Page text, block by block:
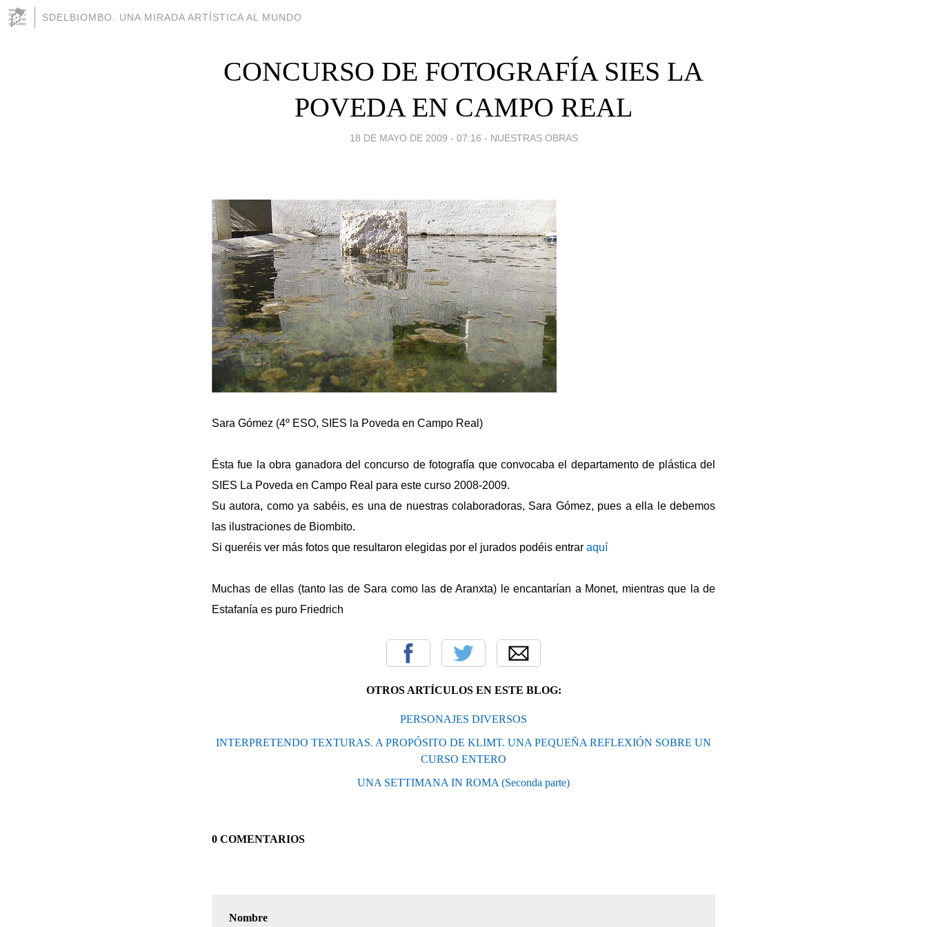
SDELBIOMBO. UNA MIRADA ARTÍSTICA AL MUNDO
CONCURSO DE FOTOGRAFÍA SIES LA
POVEDA EN CAMPO REAL
18 DE MAYO DE 2009 - 07:16 - NUESTRAS OBRAS
Sara Gómez (4º ESO, SIES la Poveda en Campo Real)
Ésta fue la obra ganadora del concurso de fotografía que convocaba el departamento de plástica del
SIES La Poveda en Campo Real para este curso 2008-2009.
Su autora, como ya sabéis, es una de nuestras colaboradoras, Sara Gómez, pues a ella le debemos
las ilustraciones de Biombito.
Si queréis ver más fotos que resultaron elegidas por el jurados podéis entrar aquí
Muchas de ellas (tanto las de Sara como las de Aranxta) le encantarían a Monet, mientras que la de
Estafanía es puro Friedrich
OTROS ARTÍCULOS EN ESTE BLOG:
PERSONAJES DIVERSOS
INTERPRETENDO TEXTURAS. A PROPÓSITO DE KLIMT. UNA PEQUEÑA REFLEXIÓN SOBRE UN
CURSO ENTERO
UNA SETTIMANA IN ROMA (Seconda parte)
0 COMENTARIOS
Nombre